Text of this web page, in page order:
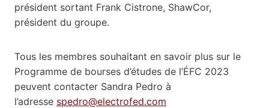
président sortant Frank Cistrone, ShawCor,
président du groupe.
Tous les membres souhaitant en savoir plus sur le
Programme de bourses d’études de l’ÉFC 2023
peuvent contacter Sandra Pedro à
l’adresse spedro@electrofed.com